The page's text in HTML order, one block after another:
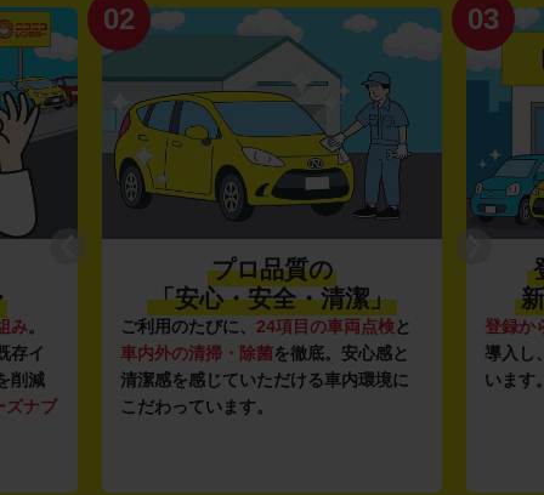
み。
存イ
削減
ズナブ
02
プロ品質の
「安心・安全・清潔」
ご利用のたびに、 24項目の車両点検と
車内外の清掃・除菌を徹底。安心感と
清潔感を感じていただける車内環境に
こだわっています。
03
登録か
導入し
います